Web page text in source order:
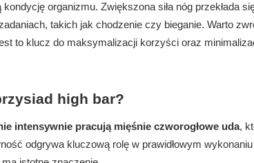
organizmu. Zwiększona siła nóg przekłada
takich jak chodzenie czy bieganie. Warto
to klucz do maksymalizacji korzyści oraz
high bar?
intensywnie pracują mięśnie czworogłowe uda,
odgrywa kluczową rolę w prawidłowym